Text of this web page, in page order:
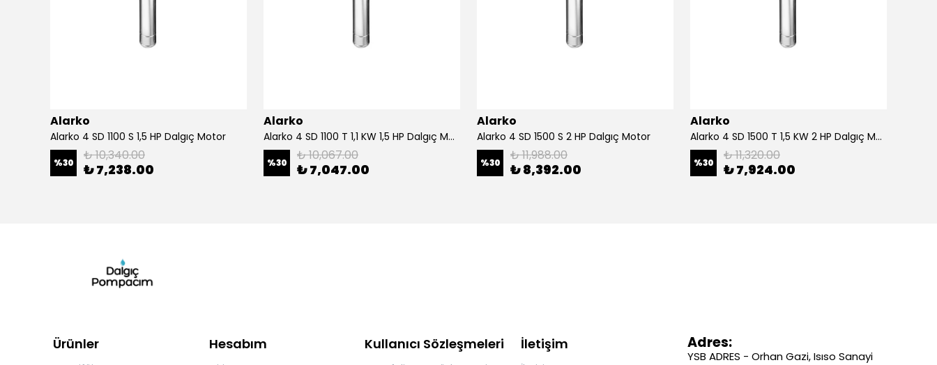
Alarko
Alarko 4 SD 1100 S 1,5 HP Dalgıç Motor
%30 ₺ 10,340.00
₺ 7,238.00
Alarko
Alarko 4 SD 1100 T 1,1 KW 1,5 HP Dalgıç Motor
%30 ₺ 10,067.00
₺ 7,047.00
Alarko
Alarko 4 SD 1500 S 2 HP Dalgıç Motor
%30 ₺ 11,988.00
₺ 8,392.00
Alarko
Alarko 4 SD 1500 T 1,5 KW 2 HP Dalgıç Motor
%30 ₺ 11,320.00
₺ 7,924.00
Ürünler Hesabım Kullanıcı Sözleşmeleri İletişim Adres:
YSB ADRES - Orhan Gazi, Isıso Sanayi